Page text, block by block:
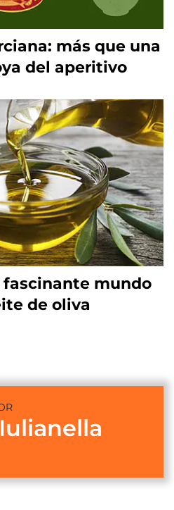
más que una
del aperitivo
fascinante mundo
de oliva